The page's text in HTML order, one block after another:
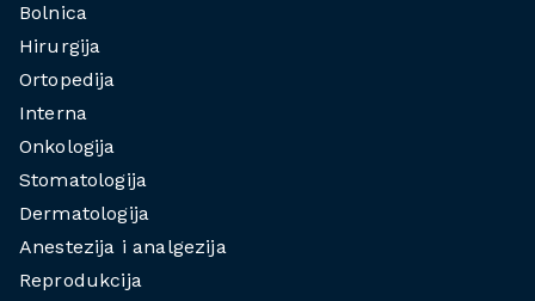
Bolnica
Hirurgija
Ortopedija
Interna
Onkologija
Stomatologija
Dermatologija
Anestezija i analgezija
Reprodukcija